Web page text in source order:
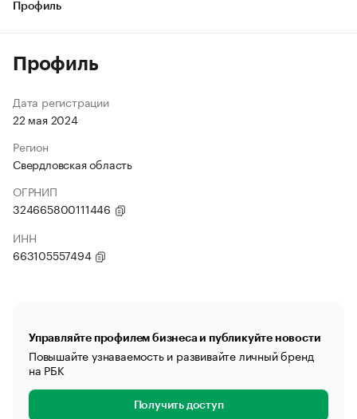
Профиль
Профиль
Дата регистрации
22 мая 2024
Регион
Свердловская область
ОГРНИП
324665800111446
ИНН
663105557494
Управляйте профилем бизнеса и публикуйте новости
Повышайте узнаваемость и развивайте личный бренд
на РБК
Получить доступ